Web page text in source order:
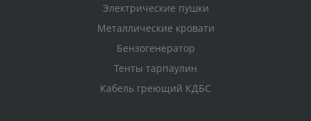
Электрические пушки
Металлические кровати
Бензогенератор
Тенты тарпаулин
Кабель греющий КДБС